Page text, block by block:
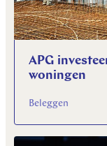
APG
woningen
Beleggen